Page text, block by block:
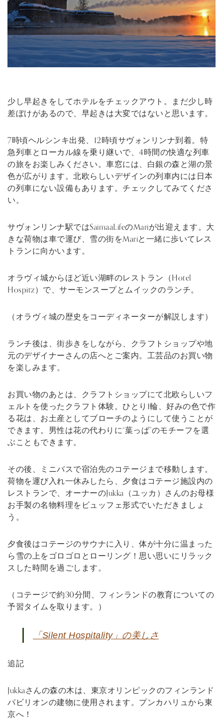
少し早起きをしてホテルをチェックアウト。まだ少し時
差ぼけがあるので、早起きは大変ではないと思います。
7時頃ヘルシンキ出発、12時頃サヴォンリンナ到着。特
急列車とローカル線を乗り継いで、4時間の快適な列車
の旅をお楽しみください。車窓には、白銀の森と湖の景
色が広がります。北欧らしいデザインの列車内には日本
の列車にない設備もあります。チェックしてみてくださ
い。
サヴォンリンナ駅ではSaimaaLifeのMariが出迎えます。大
きな荷物は車で運び、雪の街をMariと一緒に歩いてレス
トランに向かいます。
オラヴィ城からほど近い湖畔のレストラン（Hotel
Hospitz）で、サーモンスープとムイックのランチ。
（オラヴィ城の歴史をコーディネーターが解説します）
ランチ後は、街歩きをしながら、クラフトショップや地
元のデザイナーさんの店へとご案内。工芸品のお買い物
を楽しみます。
お買い物のあとは、クラフトショップにて北欧らしいフ
ェルトを使ったクラフト体験。ひとり1輪、好みの色で作
る花は、お土産としてブローチのようにして使うことが
できます。男性は花の代わりに“葉っぱ”のモチーフを選
ぶこともできます。
その後、ミニバスで宿泊先のコテージまで移動します。
荷物を運び入れ一休みしたら、夕食はコテージ施設内の
レストランで、オーナーのJukka（ユッカ）さんのお母様
お手製の名物料理をビュッフェ形式でいただきましょ
う。
夕食後はコテージのサウナに入り、体が十分に温まった
ら雪の上をゴロゴロとローリング！思い思いにリラック
スした時間を過ごします。
（コテージで約30分間、フィンランドの教育についての
予習タイムを取ります。）
「Silent Hospitality」の美しさ
追記
Jukkaさんの森の木は、東京オリンピックのフィンランド
パビリオンの建物に使用されます。プンカハリュから東
京へ！